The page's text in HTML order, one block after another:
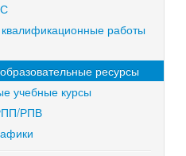
работы
ресурсы
учебные курсы
РПВ